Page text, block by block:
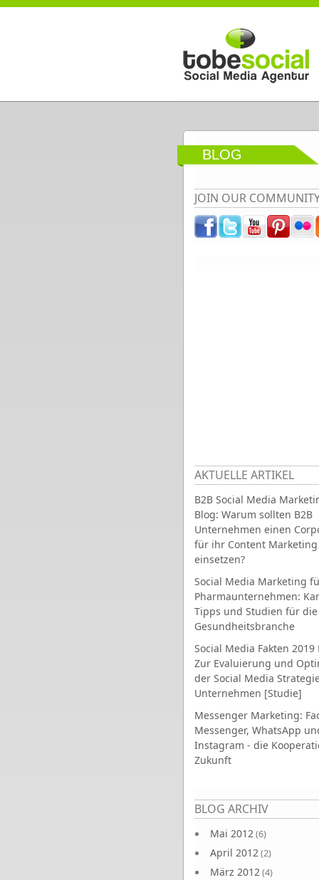
Direkt zum Inhalt
BLOG
JOIN OUR
AKTUELLE ARTIKEL
B2B Social Media
Blog: Warum sollten B2B
Unternehmen einen
für ihr Content Marketing
einsetzen?
Social Media Marketing
Pharmaunternehmen:
Tipps und Studien für die
Gesundheitsbranche
Social Media Fakten 2019
Zur Evaluierung und
der Social Media
Unternehmen [Studie]
Messenger Marketing:
Messenger, WhatsApp
Instagram - die
Zukunft
BLOG ARCHIV
Mai 2012(6)
April 2012(2)
März 2012(4)
Seiten